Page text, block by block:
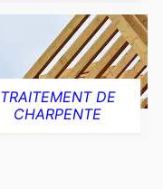
TRAITEMENT DE
CHARPENTE